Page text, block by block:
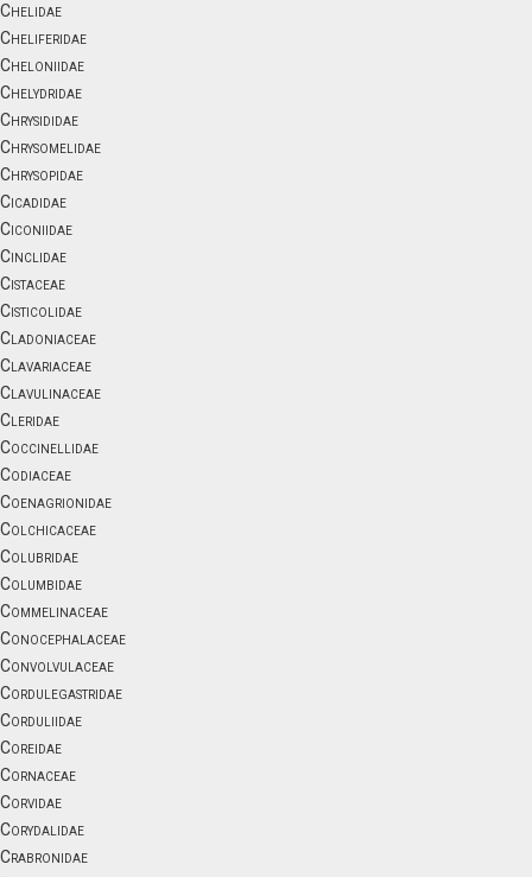
Chelidae
Cheliferidae
Cheloniidae
Chelydridae
Chrysididae
Chrysomelidae
Chrysopidae
Cicadidae
Ciconiidae
Cinclidae
Cistaceae
Cisticolidae
Cladoniaceae
Clavariaceae
Clavulinaceae
Cleridae
Coccinellidae
Codiaceae
Coenagrionidae
Colchicaceae
Colubridae
Columbidae
Commelinaceae
Conocephalaceae
Convolvulaceae
Cordulegastridae
Corduliidae
Coreidae
Cornaceae
Corvidae
Corydalidae
Crabronidae